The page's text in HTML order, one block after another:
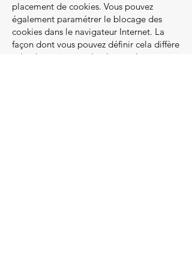
placement de cookies. Vous pouvez
également paramétrer le blocage des
cookies dans le navigateur Internet. La
façon dont vous pouvez définir cela diffère
selon le navigateur, la plupart des